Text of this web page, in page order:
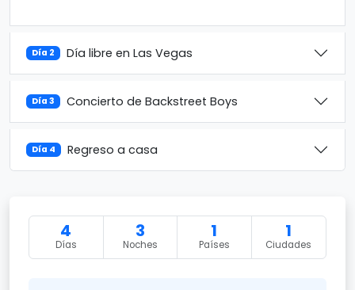
Día 2 Día libre en Las Vegas
Día 3 Concierto de Backstreet Boys
Día 4 Regreso a casa
4
Días
3
Noches
1
Países
1
Ciudades